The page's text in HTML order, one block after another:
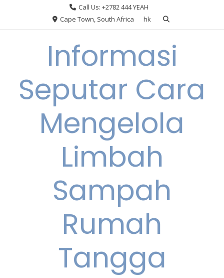
Call Us: +2782 444 YEAH
Cape Town, South Africa
hk
Informasi
Seputar Cara
Mengelola
Limbah
Sampah
Rumah
Tangga